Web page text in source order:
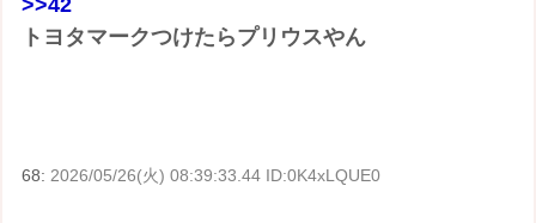
>>42
トヨタマークつけたらプリウスやん
68:2026/05/26(火) 08:39:33.44 ID:0K4xLQUE0